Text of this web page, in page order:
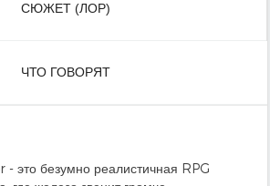
СЮЖЕТ (ЛОР)
ЧТО ГОВОРЯТ
это безумно реалистичная RPG